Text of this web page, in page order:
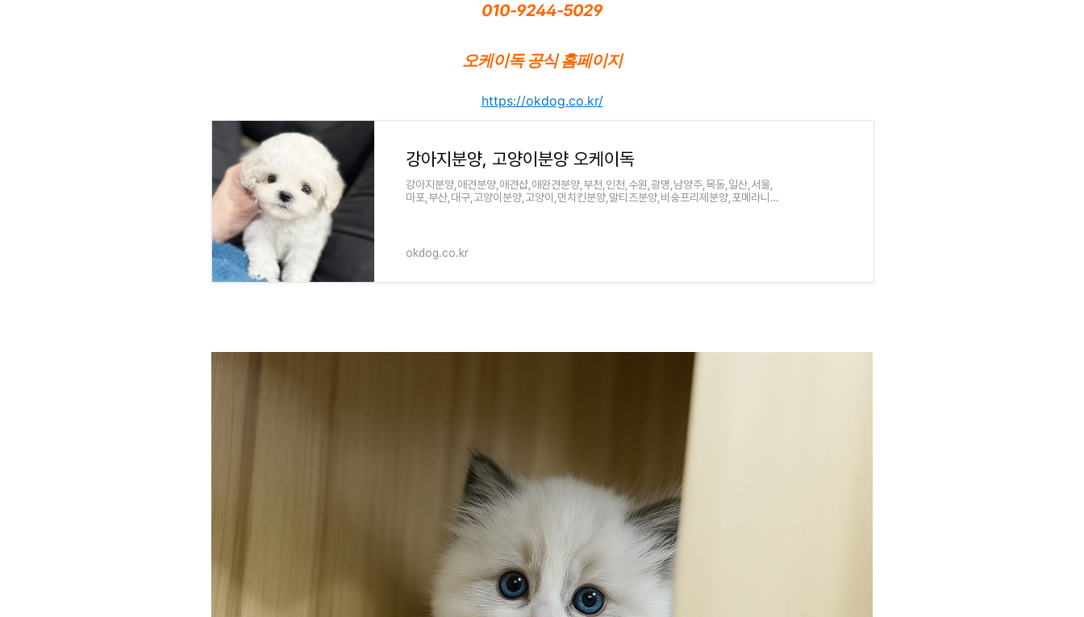
010-9244-5029
오케이독 공식 홈페이지
https://okdog.co.kr/
강아지분양, 고양이분양 오케이독
강아지분양,애견분양,애견샵,애완견분양,부천,인천,수원,광명,남양주,목동,일산,서울,
마포,부산,대구,고양이분양,고양이,먼치킨분양,말티즈분양,비숑프리제분양,포메라니안
okdog.co.kr